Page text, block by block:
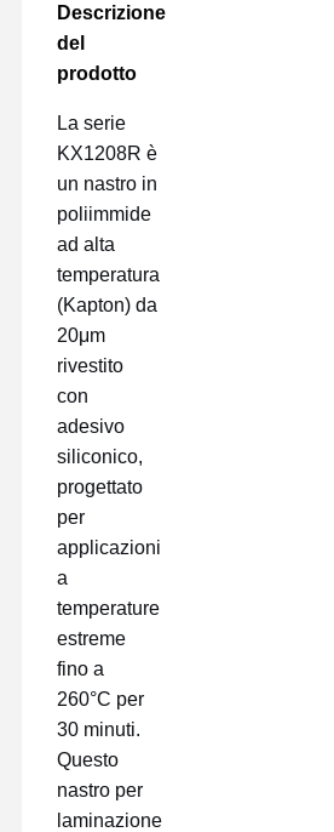
Fatory Tour
Descrizione
del
prodotto
La serie
KX1208R è
un nastro in
poliimmide
ad alta
temperatura
(Kapton) da
20μm
rivestito
con
adesivo
siliconico,
progettato
per
applicazioni
a
temperature
estreme
fino a
260°C per
30 minuti.
Questo
nastro per
laminazione